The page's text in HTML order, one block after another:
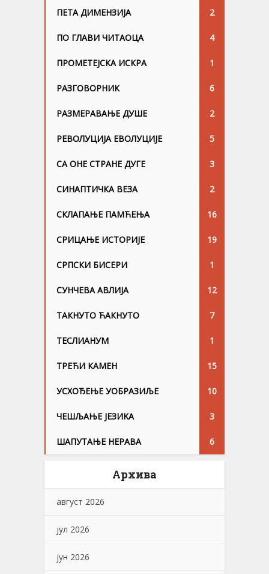
ПЕТА ДИМЕНЗИЈА 2
ПО ГЛАВИ ЧИТАОЦА 4
ПРОМЕТЕЈСКА ИСКРА 1
РАЗГОВОРНИК 6
РАЗМЕРАВАЊЕ ДУШЕ 2
РЕВОЛУЦИЈА ЕВОЛУЦИЈЕ 5
СА ОНЕ СТРАНЕ ДУГЕ 3
СИНАПТИЧКА ВЕЗА 2
СКЛАПАЊЕ ПАМЋЕЊА 16
СРИЦАЊЕ ИСТОРИЈЕ 19
СРПСКИ БИСЕРИ 1
СУНЧЕВА АВЛИЈА 12
ТАКНУТО ЋАКНУТО 7
ТЕСЛИАНУМ 1
ТРЕЋИ КАМЕН 15
УСХОЂЕЊЕ УОБРАЗИЉЕ 10
ЧЕШЉАЊЕ ЈЕЗИKА 3
ШАПУТАЊЕ НЕРАВА 6
Архива
август 2026
јул 2026
јун 2026